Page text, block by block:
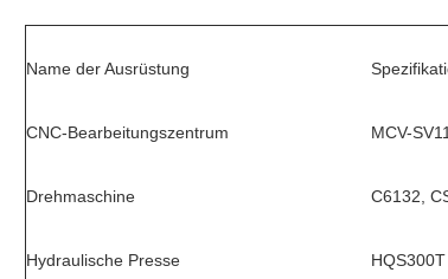
Name der Ausrüstung
CNC-Bearbeitungszentrum MCV-
Drehmaschine C6132,
Hydraulische Presse HQS300T